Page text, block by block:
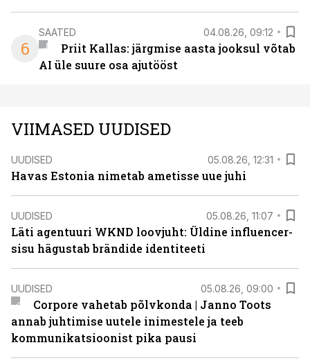
6
SAATED 04.08.26, 09:12
Priit Kallas: järgmise aasta jooksul võtab
AI üle suure osa ajutööst
VIIMASED UUDISED
UUDISED 05.08.26, 12:31
Havas Estonia nimetab ametisse uue juhi
UUDISED 05.08.26, 11:07
Läti agentuuri WKND loovjuht: Üldine influencer-
sisu hägustab brändide identiteeti
UUDISED 05.08.26, 09:00
Corpore vahetab põlvkonda | Janno Toots
annab juhtimise uutele inimestele ja teeb
kommunikatsioonist pika pausi